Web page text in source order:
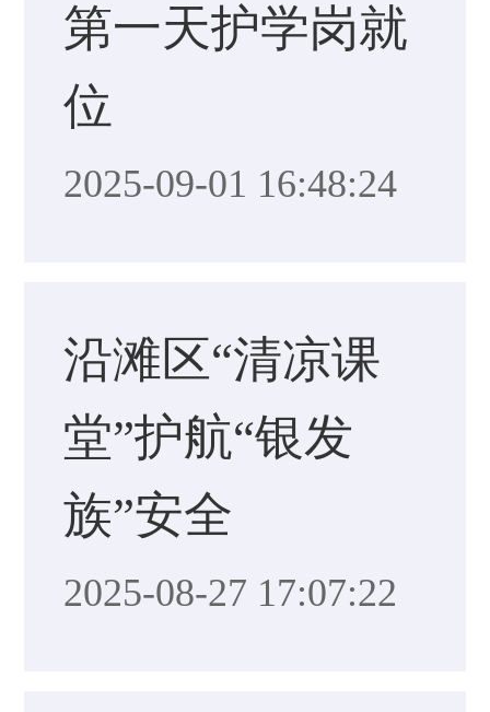
第一天护学岗就
位
2025-09-01 16:48:24
沿滩区“清凉课
堂”护航“银发
族”安全
2025-08-27 17:07:22